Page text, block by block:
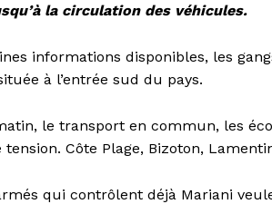
la circulation des véhicules.
informations disponibles, les
à l’entrée sud du pays.
le transport en commun, les
Côte Plage, Bizoton,
qui contrôlent déjà Mariani